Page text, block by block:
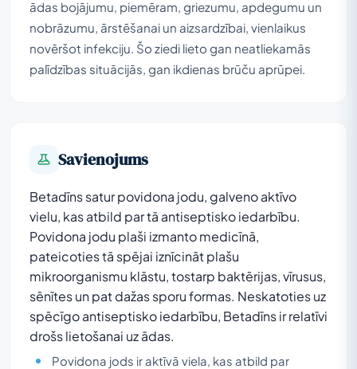
ādas bojājumu, piemēram, griezumu, apdegumu un
nobrāzumu, ārstēšanai un aizsardzībai, vienlaikus
novēršot infekciju. Šo ziedi lieto gan neatliekamās
palīdzības situācijās, gan ikdienas brūču aprūpei.
Savienojums
Betadīns satur povidona jodu, galveno aktīvo
vielu, kas atbild par tā antiseptisko iedarbību.
Povidona jodu plaši izmanto medicīnā,
pateicoties tā spējai iznīcināt plašu
mikroorganismu klāstu, tostarp baktērijas, vīrusus,
sēnītes un pat dažas sporu formas. Neskatoties uz
spēcīgo antiseptisko iedarbību, Betadīns ir relatīvi
drošs lietošanai uz ādas.
Povidona jods ir aktīvā viela, kas atbild par